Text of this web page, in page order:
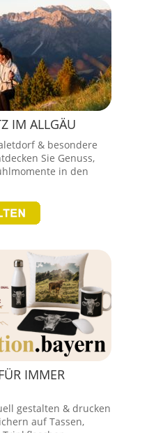
IM ALLGÄU
& besondere
Sie Genuss,
in den
IMMER
gestalten & drucken
auf Tassen,